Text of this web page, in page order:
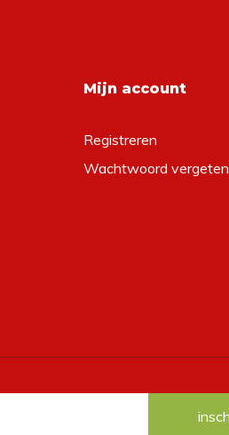
Mijn account
Registreren
Wachtwoord vergeten